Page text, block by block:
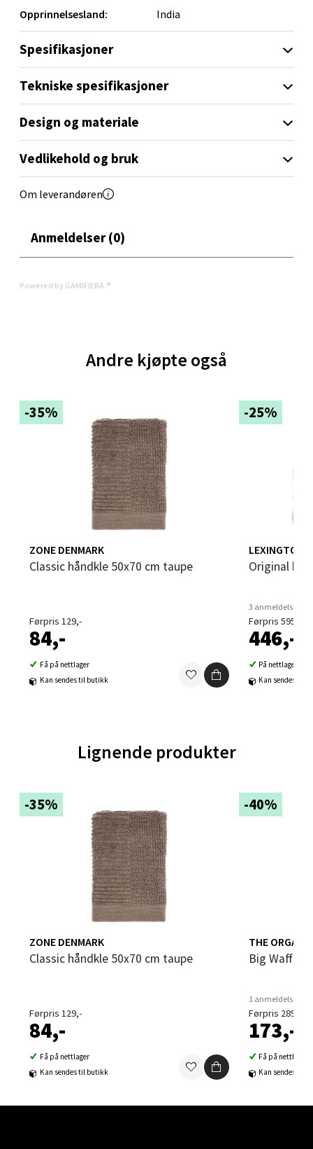
Opprinnelsesland: India
Spesifikasjoner
Tekniske spesifikasjoner
Design og materiale
Vedlikehold og bruk
Om leverandøren
Anmeldelser (0)
Powered by GAMIFIERA.®
Andre kjøpte også
-35%
ZONE DENMARK
Classic håndkle 50x70 cm taupe
Førpris 129,-
84,-
Få på nettlager
Kan sendes til butikk
-25%
LEXINGTON
Original
3 anmeldelser
Førpris 595,-
446,-
På nettlager
Kan sendes til
Lignende produkter
-35%
ZONE DENMARK
Classic håndkle 50x70 cm taupe
Førpris 129,-
84,-
Få på nettlager
Kan sendes til butikk
-40%
THE
Big Waffle
1 anmeldelse
Førpris 289,-
173,-
Få på nettlager
Kan sendes til
Orkanger - Thon Senter Orkanger
Thon Senter Orkanger, Orkdalsveien 113, 7300
Orkanger
Åpent i dag 09-20
Sandvika - Thon Senter Sandvika
Brodtkorbsgate 7, 1338 Sandvika
Bergen - Thon Senter Sartor
Sartorvegen 12, 5353 Straume
Åpent i dag 10-21
Velg
Falkenborgveien 5, 7044 Trondheim
Åpent i dag 09-21
0 i butikk
Ski - Thon Senter Ski
Ski Storsenter, Jernbanesvingen 6, 1400 Ski
Åpent i dag 10-21
Sortland - Sortland Storsenter
Åpent i dag 10-19
0 i butikk
Velg